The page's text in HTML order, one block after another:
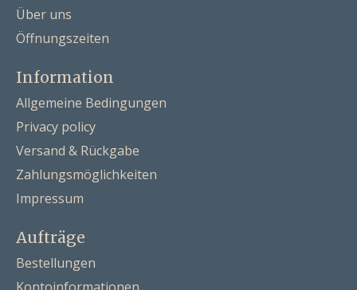
Über uns
Öffnungszeiten
Information
Allgemeine Bedingungen
Privacy policy
Versand & Rückgabe
Zahlungsmöglichkeiten
Impressum
Aufträge
Bestellungen
Kontoinformationen